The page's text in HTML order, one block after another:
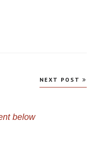
NEXT POST
below